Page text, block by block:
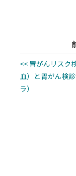
<< 胃がんリスク
血）と胃がん検
ラ）